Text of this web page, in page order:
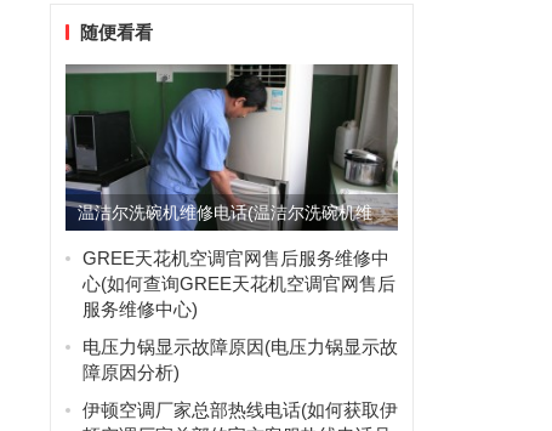
随便看看
温洁尔洗碗机维修电话(温洁尔洗碗机维
修电话是多少？)
GREE天花机空调官网售后服务维修中
心(如何查询GREE天花机空调官网售后
服务维修中心)
电压力锅显示故障原因(电压力锅显示故
障原因分析)
伊顿空调厂家总部热线电话(如何获取伊